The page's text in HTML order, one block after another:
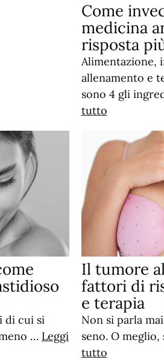
Come
medicina
risposta
Alimentazione,
allenamento e
sono 4 gli
tutto
di cui si
… Leggi
Il tumore
fattori di
e terapia
Non si parla
seno. O
tutto